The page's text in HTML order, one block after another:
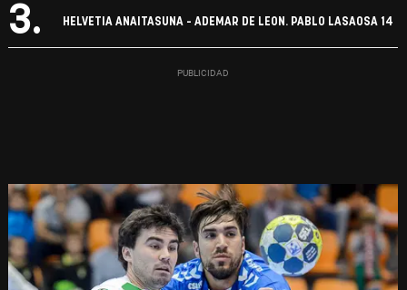
3. HELVETIA ANAITASUNA - ADEMAR DE LEON. PABLO LASAOSA 14